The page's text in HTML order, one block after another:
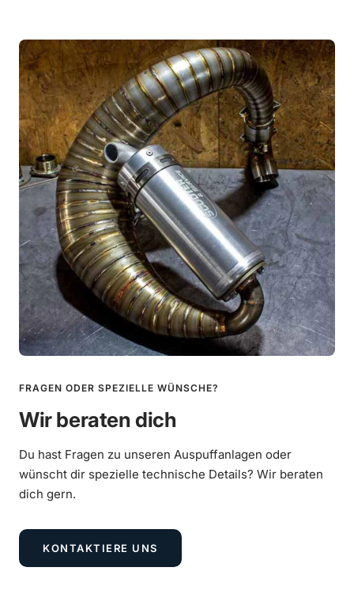
FRAGEN ODER SPEZIELLE WÜNSCHE?
Wir beraten dich
Du hast Fragen zu unseren Auspuffanlagen oder
wünscht dir spezielle technische Details? Wir beraten
dich gern.
KONTAKTIERE UNS